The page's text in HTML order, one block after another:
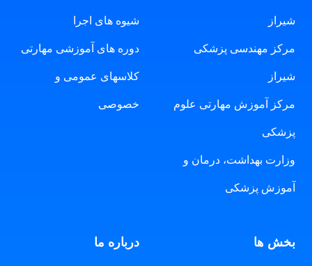
شیراز
مرکز مهندسی پزشکی
شیراز
مرکز آموزش مهارتی علوم
پزشکی
وزارت بهداشت، درمان و
آموزش پزشکی
شیوه های اجرا
دوره های آموزشی مهارتی
کلاسهای عمومی و
خصوصی
بخش ها درباره ما